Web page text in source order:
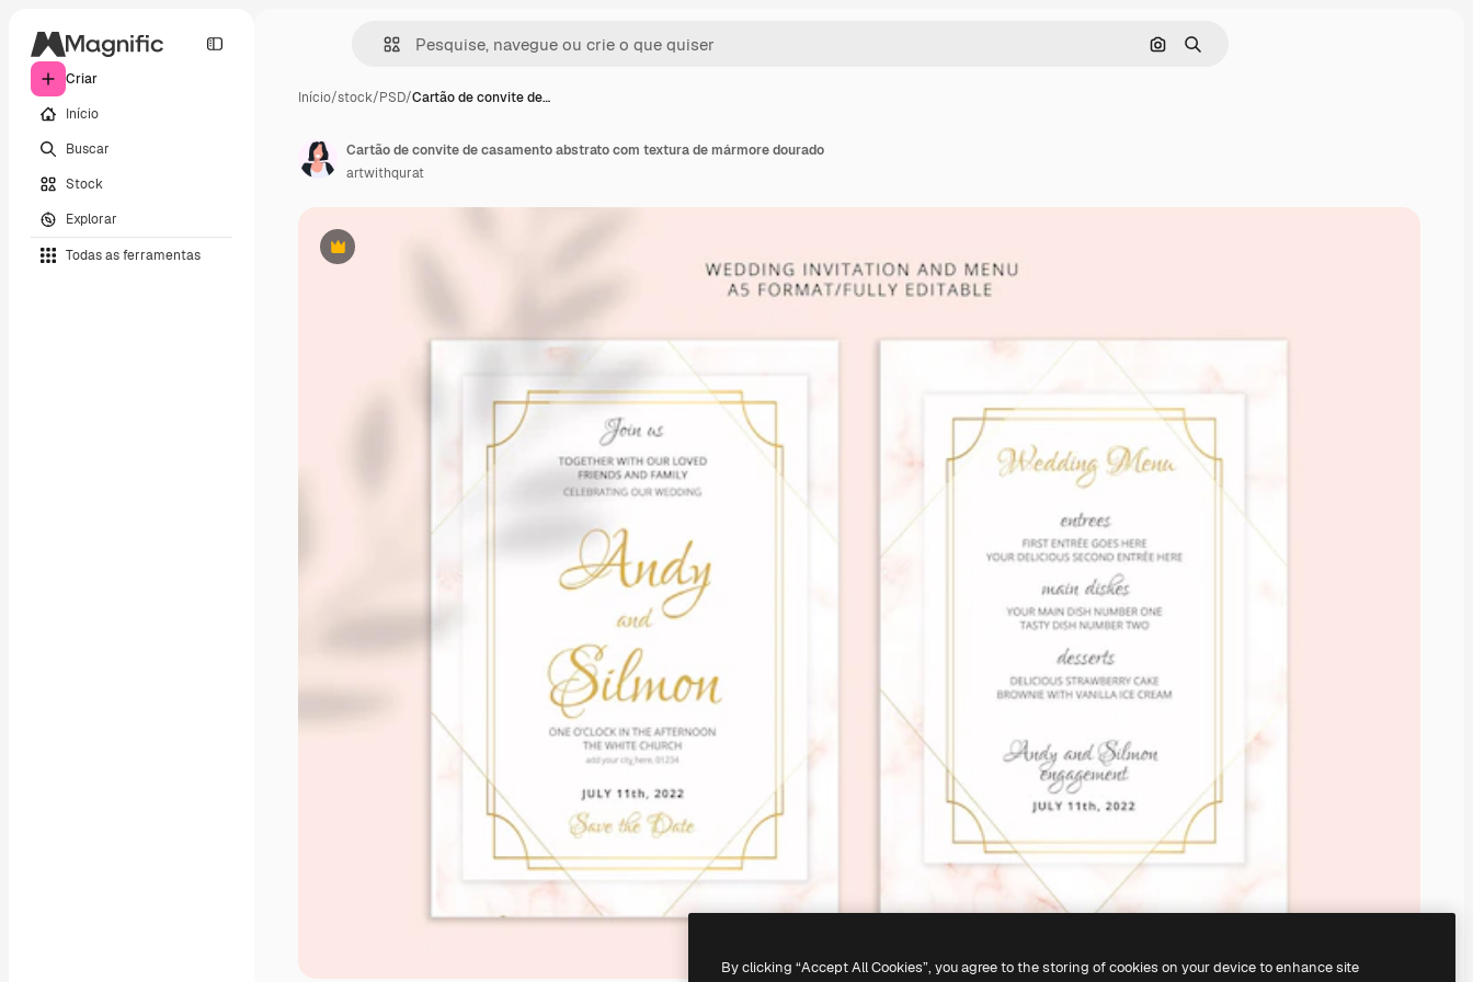
Criar
Início
Buscar
Stock
Explorar
Todas as ferramentas
Pesquisar por imagem
Buscar
Início/stock/PSD/Cartão de convite de…
Premium
Cartão de convite de casamento abstrato com textura de mármore dourado
artwithqurat
By clicking “Accept All Cookies”, you agree to the storing of cookies on your device to enhance site